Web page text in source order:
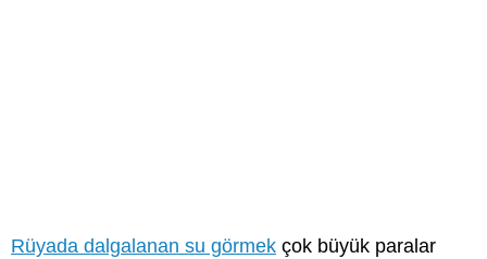
Rüyada dalgalanan su görmek çok büyük paralar